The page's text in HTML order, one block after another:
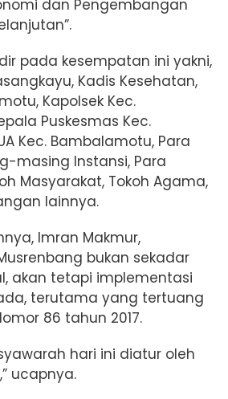
dan Pengembangan
pada kesempatan ini yakni,
Kadis Kesehatan,
Kapolsek Kec.
Puskesmas Kec.
Kec. Bambalamotu, Para
masing Instansi, Para
Masyarakat, Tokoh Agama,
lainnya.
Imran Makmur,
bukan sekadar
akan tetapi implementasi
terutama yang tertuang
86 tahun 2017.
hari ini diatur oleh
ucapnya.